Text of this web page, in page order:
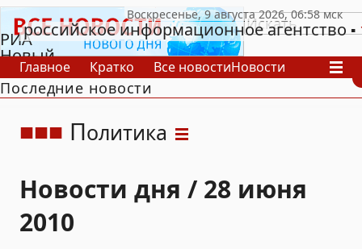
РИА
Новый
День
российское информационное агентство
Главное Кратко Все новостиНовости
В России
В мире
Последние новости
Политика
Новости дня / 28 июня
2010